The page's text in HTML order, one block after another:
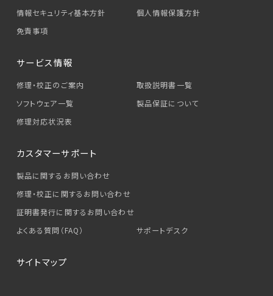
情報セキュリティ基本方針
個人情報保護方針
免責事項
サービス情報
修理・校正のご案内
取扱説明書一覧
ソフトウェア一覧
製品保証について
修理対応状況表
カスタマーサポート
製品に関するお問い合わせ
修理・校正に関するお問い合わせ
証明書発行に関するお問い合わせ
よくある質問（FAQ）
サポートデスク
サイトマップ